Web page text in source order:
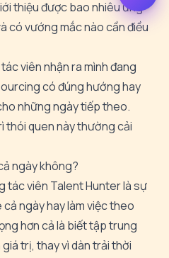
thiệu được bao nhiêu ứng
có vướng mắc nào cần điều
viên nhận ra mình đang
có đúng hướng hay
những ngày tiếp theo.
thói quen này thường cải
ngày không?
tác viên Talent Hunter là sự
ngày hay làm việc theo
hơn cả là biết tập trung
trị, thay vì dàn trải thời